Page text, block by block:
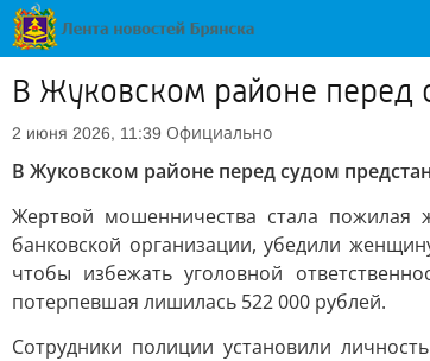
В Жуковском районе перед
2 июня 2026, 11:39 Официально
В Жуковском районе перед судом
Жертвой мошенничества стала пожилая
банковской организации, убедили
чтобы избежать уголовной
потерпевшая лишилась 522 000 рублей.
Сотрудники полиции установили